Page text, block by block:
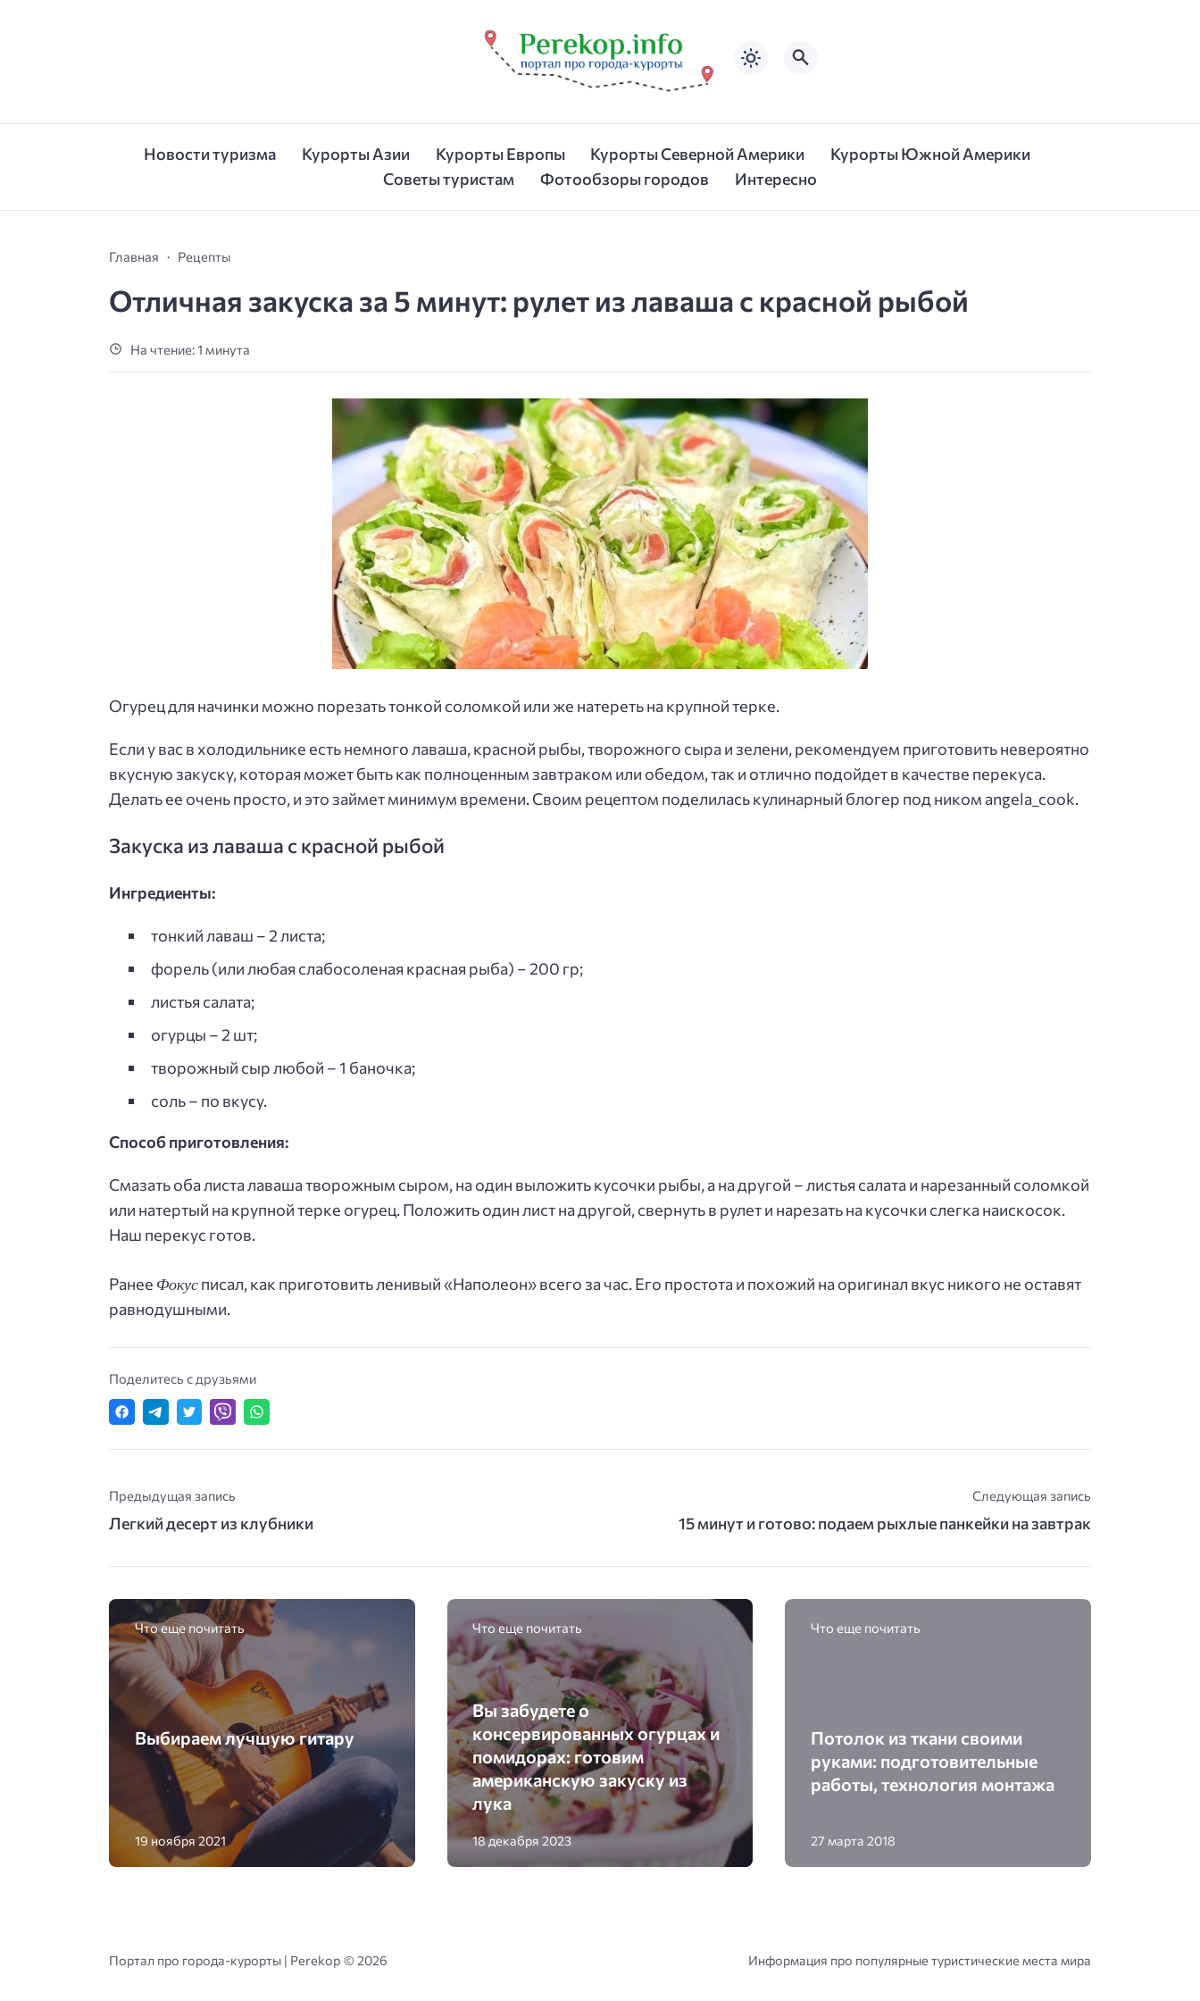
Новости туризма Курорты Азии Курорты Европы Курорты Северной Америки
Курорты Южной Америки
Советы туристам
Фотообзоры городов Интересно
Главная Рецепты
Отличная закуска за 5 минут: рулет из лаваша с красной рыбой
На чтение: 1 минута
Огурец для начинки можно порезать тонкой соломкой или же натереть на крупной терке.
Если у вас в холодильнике есть немного лаваша, красной рыбы, творожного сыра и зелени, рекомендуем приготовить невероятно
вкусную закуску, которая может быть как полноценным завтраком или обедом, так и отлично подойдет в качестве перекуса.
Делать ее очень просто, и это займет минимум времени. Своим рецептом поделилась кулинарный блогер под ником angela_cook.
Закуска из лаваша с красной рыбой
Ингредиенты:
тонкий лаваш – 2 листа;
форель (или любая слабосоленая красная рыба) – 200 гр;
листья салата;
огурцы – 2 шт;
творожный сыр любой – 1 баночка;
соль – по вкусу.
Способ приготовления:
Смазать оба листа лаваша творожным сыром, на один выложить кусочки рыбы, а на другой – листья салата и нарезанный соломкой
или натертый на крупной терке огурец. Положить один лист на другой, свернуть в рулет и нарезать на кусочки слегка наискосок.
Наш перекус готов.
Ранее Фокусписал, как приготовить ленивый «Наполеон» всего за час. Его простота и похожий на оригинал вкус никого не оставят
равнодушными.
Поделитесь с друзьями
Предыдущая запись
Легкий десерт из клубники
Следующая запись
15 минут и готово: подаем рыхлые панкейки на завтрак
Что еще почитать
Выбираем лучшую гитару
19 ноября 2021
Что еще почитать
Вы забудете о
консервированных огурцах и
помидорах: готовим
американскую закуску из
лука
18 декабря 2023
Что еще почитать
Потолок из ткани своими
руками: подготовительные
работы, технология монтажа
27 марта 2018
Портал про города-курорты | Perekop © 2026 Информация про популярные туристические места мира